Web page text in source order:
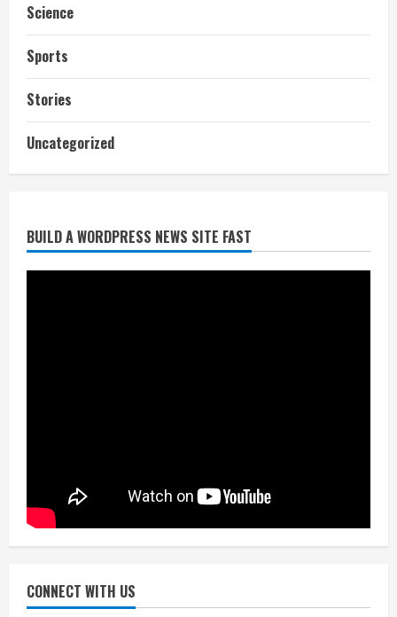
Science
Sports
Stories
Uncategorized
BUILD A WORDPRESS NEWS SITE FAST
CONNECT WITH US
July 24, 2026
निर्धारित मानक व नियम का बारीकी से किया
जाएगा परीक्षण, तब कार्रवाई
निजीविशेषज्ञों की रिपोर्ट पर भी मिलेगा
प्रमाणपत्र
July 24, 2026
एचईआरसी के अध्यक्ष नंद लाल का निधन